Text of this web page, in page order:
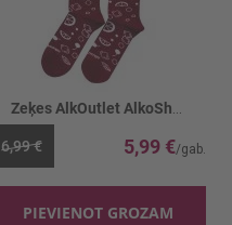
6,99 € 5,99 €
PIEVIENOT GROZAM